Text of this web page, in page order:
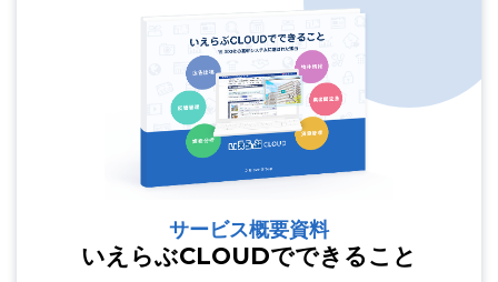
サービス概要資料
いえらぶCLOUDでできること